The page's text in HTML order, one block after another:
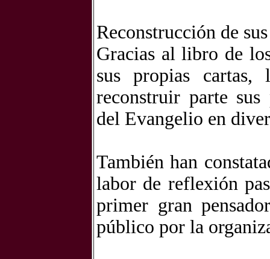
Reconstrucción de
Gracias al libro de
sus propias cartas,
reconstruir parte sus
del Evangelio en
También han
labor de reflexión
primer gran
público por la